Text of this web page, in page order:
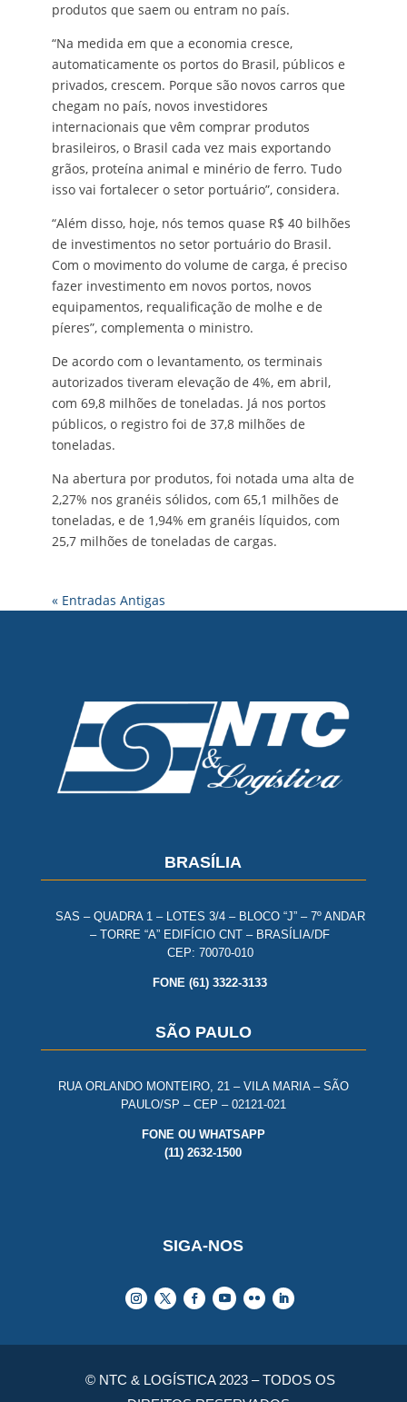
produtos que saem ou entram no país.
“Na medida em que a economia cresce,
automaticamente os portos do Brasil, públicos e
privados, crescem. Porque são novos carros que
chegam no país, novos investidores
internacionais que vêm comprar produtos
brasileiros, o Brasil cada vez mais exportando
grãos, proteína animal e minério de ferro. Tudo
isso vai fortalecer o setor portuário”, considera.
“Além disso, hoje, nós temos quase R$ 40 bilhões
de investimentos no setor portuário do Brasil.
Com o movimento do volume de carga, é preciso
fazer investimento em novos portos, novos
equipamentos, requalificação de molhe e de
píeres”, complementa o ministro.
De acordo com o levantamento, os terminais
autorizados tiveram elevação de 4%, em abril,
com 69,8 milhões de toneladas. Já nos portos
públicos, o registro foi de 37,8 milhões de
toneladas.
Na abertura por produtos, foi notada uma alta de
2,27% nos granéis sólidos, com 65,1 milhões de
toneladas, e de 1,94% em granéis líquidos, com
25,7 milhões de toneladas de cargas.
« Entradas Antigas
BRASÍLIA
SAS – QUADRA 1 – LOTES 3/4 – BLOCO “J” – 7º ANDAR
– TORRE “A” EDIFÍCIO CNT – BRASÍLIA/DF
CEP: 70070-010
FONE (61) 3322-3133
SÃO PAULO
RUA ORLANDO MONTEIRO, 21 – VILA MARIA – SÃO
PAULO/SP – CEP – 02121-021
FONE OU WHATSAPP
(11) 2632-1500
SIGA-NOS
© NTC & LOGÍSTICA 2023 – TODOS OS